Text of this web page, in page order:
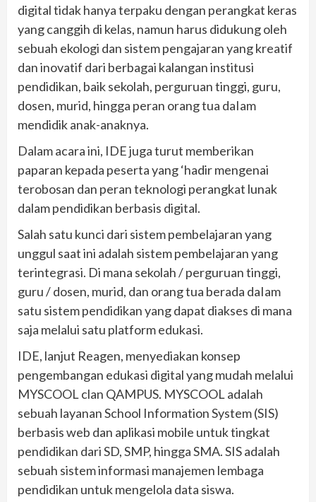
digital tidak hanya terpaku dengan perangkat keras
yang canggih di kelas, namun harus didukung oleh
sebuah ekologi dan sistem pengajaran yang kreatif
dan inovatif dari berbagai kalangan institusi
pendidikan, baik sekolah, perguruan tinggi, guru,
dosen, murid, hingga peran orang tua daIam
mendidik anak-anaknya.
Dalam acara ini, IDE juga turut memberikan
paparan kepada peserta yang ‘hadir mengenai
terobosan dan peran teknologi perangkat lunak
dalam pendidikan berbasis digital.
Salah satu kunci dari sistem pembelajaran yang
unggul saat ini adalah sistem pembelajaran yang
terintegrasi. Di mana sekolah / perguruan tinggi,
guru / dosen, murid, dan orang tua berada daIam
satu sistem pendidikan yang dapat diakses di mana
saja melalui satu platform edukasi.
IDE, lanjut Reagen, menyediakan konsep
pengembangan edukasi digital yang mudah melalui
MYSCOOL clan QAMPUS. MYSCOOL adalah
sebuah layanan School Information System (SIS)
berbasis web dan aplikasi mobile untuk tingkat
pendidikan dari SD, SMP, hingga SMA. SIS adalah
sebuah sistem informasi manajemen lembaga
pendidikan untuk mengelola data siswa.